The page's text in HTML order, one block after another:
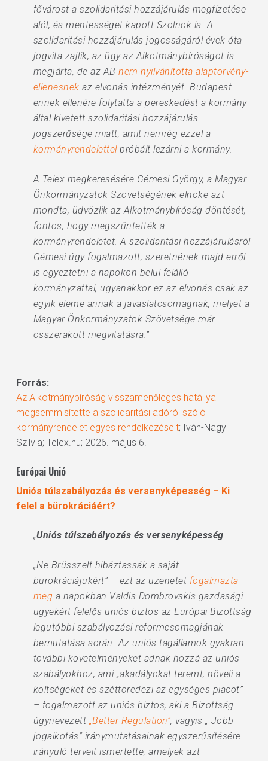
fővárost a szolidaritási hozzájárulás megfizetése
alól, és mentességet kapott Szolnok is. A
szolidaritási hozzájárulás jogosságáról évek óta
jogvita zajlik, az ügy az Alkotmánybíróságot is
megjárta, de az ABnem nyilvánította alaptörvény-
ellenesnek az elvonás intézményét. Budapest
ennek ellenére folytatta a pereskedést a kormány
által kivetett szolidaritási hozzájárulás
jogszerűsége miatt, amit nemrég ezzel a
kormányrendelettelpróbált lezárni a kormány.
A Telex megkeresésére Gémesi György, a Magyar
Önkormányzatok Szövetségének elnöke azt
mondta, üdvözlik az Alkotmánybíróság döntését,
fontos, hogy megszüntették a
kormányrendeletet. A szolidaritási hozzájárulásról
Gémesi úgy fogalmazott, szeretnének majd erről
is egyeztetni a napokon belül felálló
kormányzattal, ugyanakkor ez az elvonás csak az
egyik eleme annak a javaslatcsomagnak, melyet a
Magyar Önkormányzatok Szövetsége már
összerakott megvitatásra.”
Forrás:
Az Alkotmánybíróság visszamenőleges hatállyal
megsemmisítette a szolidaritási adóról szóló
kormányrendelet egyes rendelkezéseit; Iván-Nagy
Szilvia; Telex.hu; 2026. május 6.
Európai Unió
Uniós túlszabályozás és versenyképesség – Ki
felel a bürokráciáért?
„Uniós túlszabályozás és versenyképesség
„Ne Brüsszelt hibáztassák a saját
bürokráciájukért” – ezt az üzenetet fogalmazta
meg a napokban Valdis Dombrovskis gazdasági
ügyekért felelős uniós biztos az Európai Bizottság
legutóbbi szabályozási reformcsomagjának
bemutatása során. Az uniós tagállamok gyakran
további követelményeket adnak hozzá az uniós
szabályokhoz, ami „akadályokat teremt, növeli a
költségeket és széttöredezi az egységes piacot”
– fogalmazott az uniós biztos, aki a Bizottság
úgynevezett „Better Regulation”, vagyis „ Jobb
jogalkotás” iránymutatásainak egyszerűsítésére
irányuló terveit ismertette, amelyek azt